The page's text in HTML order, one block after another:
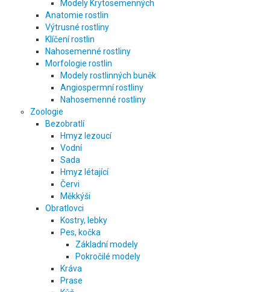
Modely Krytosemenných
Anatomie rostlin
Výtrusné rostliny
Klíčení rostlin
Nahosemenné rostliny
Morfologie rostlin
Modely rostlinných buněk
Angiospermní rostliny
Nahosemenné rostliny
Zoologie
Bezobratlí
Hmyz lezoucí
Vodní
Sada
Hmyz létající
Červi
Měkkýši
Obratlovci
Kostry, lebky
Pes, kočka
Základní modely
Pokročilé modely
Kráva
Prase